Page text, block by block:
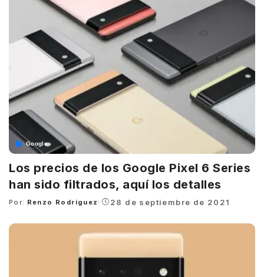
Google
Los precios de los Google Pixel 6 Series
han sido filtrados, aquí los detalles
Posted
Por: Renzo Rodríguez 28 de septiembre de 2021